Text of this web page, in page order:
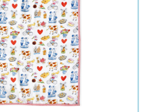
Theedoek van 2026
van 2026
van 2026
Theedoek
Theedoek